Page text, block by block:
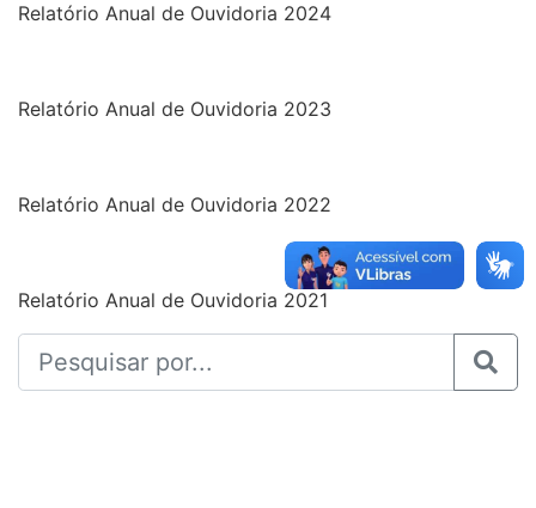
Relatório Anual de Ouvidoria 2024
Relatório Anual de Ouvidoria 2023
Relatório Anual de Ouvidoria 2022
Relatório Anual de Ouvidoria 2021